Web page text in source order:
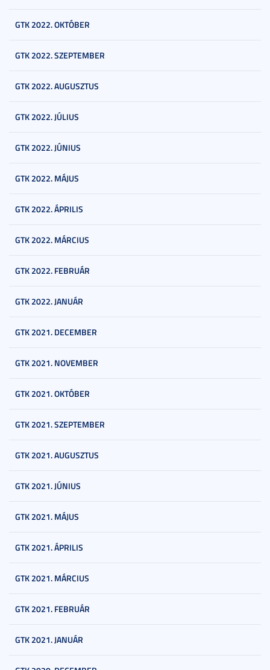
GTK 2022. OKTÓBER
GTK 2022. SZEPTEMBER
GTK 2022. AUGUSZTUS
GTK 2022. JÚLIUS
GTK 2022. JÚNIUS
GTK 2022. MÁJUS
GTK 2022. ÁPRILIS
GTK 2022. MÁRCIUS
GTK 2022. FEBRUÁR
GTK 2022. JANUÁR
GTK 2021. DECEMBER
GTK 2021. NOVEMBER
GTK 2021. OKTÓBER
GTK 2021. SZEPTEMBER
GTK 2021. AUGUSZTUS
GTK 2021. JÚNIUS
GTK 2021. MÁJUS
GTK 2021. ÁPRILIS
GTK 2021. MÁRCIUS
GTK 2021. FEBRUÁR
GTK 2021. JANUÁR